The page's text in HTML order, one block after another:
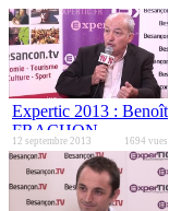
Expertic 2013 : Benoît
FRACHON,
PROXIVAL
12 septembre 2013 1694 vues